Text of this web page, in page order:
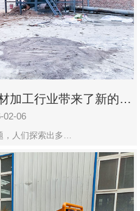
加工行业带来了新的变
02-06
人们探索出多…